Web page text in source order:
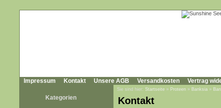
Impressum Kontakt Unsere AGB Versandkosten Vertrag
Kategorien
Sie sind hier: Startseite » Proteen » Banksia »
Kontakt